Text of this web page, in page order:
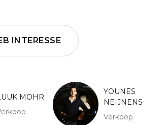
INTERESSE
MOHR
YOUNES
NEIJNENS
Verkoop